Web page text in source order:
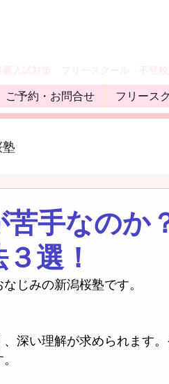
入試対策 フリースクール 不登
ご予約・お問合せ フリース
手なのか
選！
じみの新潟桜塾です。
深い理解が求められます。